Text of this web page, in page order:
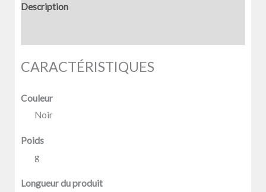
Description
CARACTÉRISTIQUES
Couleur
Noir
Poids
g
Longueur du produit